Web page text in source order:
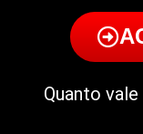
Quanto